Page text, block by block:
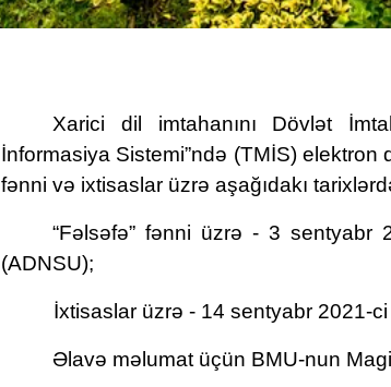
Xarici dil imtahanını Dövlət
İnformasiya Sistemi”ndə (TMİS) elektron
fənni və ixtisaslar üzrə aşağıdakı
“Fəlsəfə” fənni üzrə - 3 sentyabr
(ADNSU);
İxtisaslar üzrə - 14 sentyabr 2021-
Əlavə məlumat üçün BMU-nun